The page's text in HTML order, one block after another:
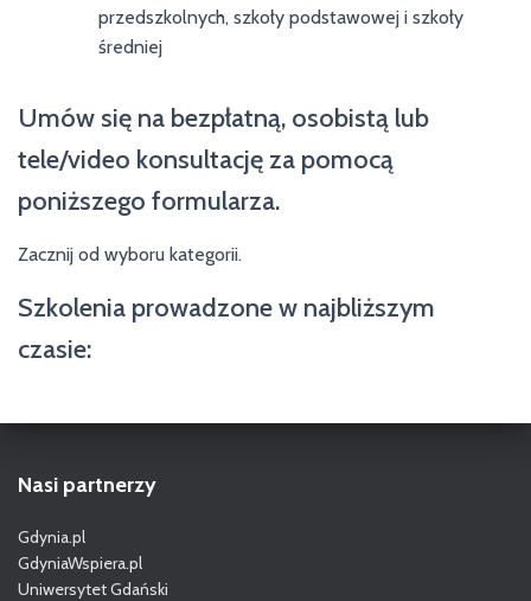
przedszkolnych, szkoły podstawowej i szkoły
średniej
Umów się na bezpłatną, osobistą lub
tele/video konsultację za pomocą
poniższego formularza.
Zacznij od wyboru kategorii.
Szkolenia prowadzone w najbliższym
czasie:
Nasi partnerzy
Gdynia.pl
GdyniaWspiera.pl
Uniwersytet Gdański